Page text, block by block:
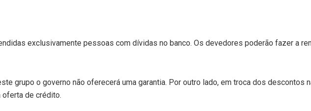
exclusivamente pessoas com dívidas no banco. Os devedores poderão fazer a
grupo o governo não oferecerá uma garantia. Por outro lado, em troca dos descontos
oferta de crédito.